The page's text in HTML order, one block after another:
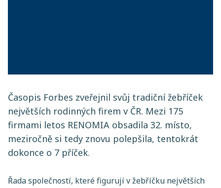
Časopis Forbes zveřejnil svůj tradiční žebříček
největších rodinných firem v ČR. Mezi 175
firmami letos RENOMIA obsadila 32. místo,
meziročně si tedy znovu polepšila, tentokrát
dokonce o 7 příček.
Řada společností, které figurují v žebříčku největších